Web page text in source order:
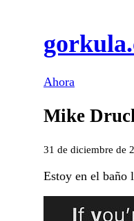
Ahora
Mike
31 de diciembre
Estoy en el baño